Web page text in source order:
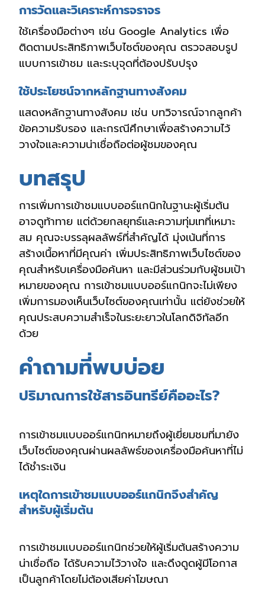
การวัดและวิเคราะห์การจราจร
ใช้เครื่องมือต่างๆ เช่น Google Analytics เพื่อ
ติดตามประสิทธิภาพเว็บไซต์ของคุณ ตรวจสอบรูป
แบบการเข้าชม และระบุจุดที่ต้องปรับปรุง
ใช้ประโยชน์จากหลักฐานทางสังคม
แสดงหลักฐานทางสังคม เช่น บทวิจารณ์จากลูกค้า
ข้อความรับรอง และกรณีศึกษาเพื่อสร้างความไว้
วางใจและความน่าเชื่อถือต่อผู้ชมของคุณ
บทสรุป
การเพิ่มการเข้าชมแบบออร์แกนิกในฐานะผู้เริ่มต้น
อาจดูท้าทาย แต่ด้วยกลยุทธ์และความทุ่มเทที่เหมาะ
สม คุณจะบรรลุผลลัพธ์ที่สำคัญได้ มุ่งเน้นที่การ
สร้างเนื้อหาที่มีคุณค่า เพิ่มประสิทธิภาพเว็บไซต์ของ
คุณสำหรับเครื่องมือค้นหา และมีส่วนร่วมกับผู้ชมเป้า
หมายของคุณ การเข้าชมแบบออร์แกนิกจะไม่เพียง
เพิ่มการมองเห็นเว็บไซต์ของคุณเท่านั้น แต่ยังช่วยให้
คุณประสบความสำเร็จในระยะยาวในโลกดิจิทัลอีก
ด้วย
คำถามที่พบบ่อย
ปริมาณการใช้สารอินทรีย์คืออะไร?
การเข้าชมแบบออร์แกนิกหมายถึงผู้เยี่ยมชมที่มายัง
เว็บไซต์ของคุณผ่านผลลัพธ์ของเครื่องมือค้นหาที่ไม่
ได้ชำระเงิน
เหตุใดการเข้าชมแบบออร์แกนิกจึงสำคัญ
สำหรับผู้เริ่มต้น
การเข้าชมแบบออร์แกนิกช่วยให้ผู้เริ่มต้นสร้างความ
น่าเชื่อถือ ได้รับความไว้วางใจ และดึงดูดผู้มีโอกาส
เป็นลูกค้าโดยไม่ต้องเสียค่าโฆษณา